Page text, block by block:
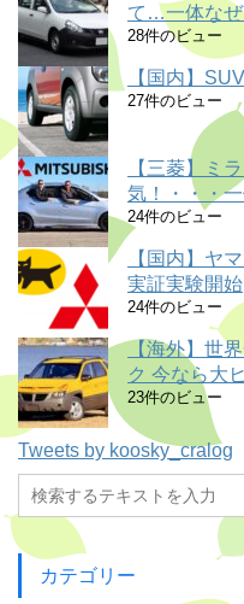
て…一体なぜ
28件のビュー
【国内】
27件のビュー
【三菱】ミ
気！・・・
24件のビュー
【国内】ヤ
実証実験開始
24件のビュー
【海外】世
ク 今なら大
23件のビュー
Tweets by koosky_cralog
カテゴリー